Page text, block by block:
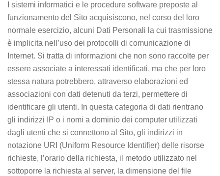
I sistemi informatici e le procedure software preposte al
funzionamento del Sito acquisiscono, nel corso del loro
normale esercizio, alcuni Dati Personali la cui trasmissione
è implicita nell’uso dei protocolli di comunicazione di
Internet. Si tratta di informazioni che non sono raccolte per
essere associate a interessati identificati, ma che per loro
stessa natura potrebbero, attraverso elaborazioni ed
associazioni con dati detenuti da terzi, permettere di
identificare gli utenti. In questa categoria di dati rientrano
gli indirizzi IP o i nomi a dominio dei computer utilizzati
dagli utenti che si connettono al Sito, gli indirizzi in
notazione URI (Uniform Resource Identifier) delle risorse
richieste, l’orario della richiesta, il metodo utilizzato nel
sottoporre la richiesta al server, la dimensione del file